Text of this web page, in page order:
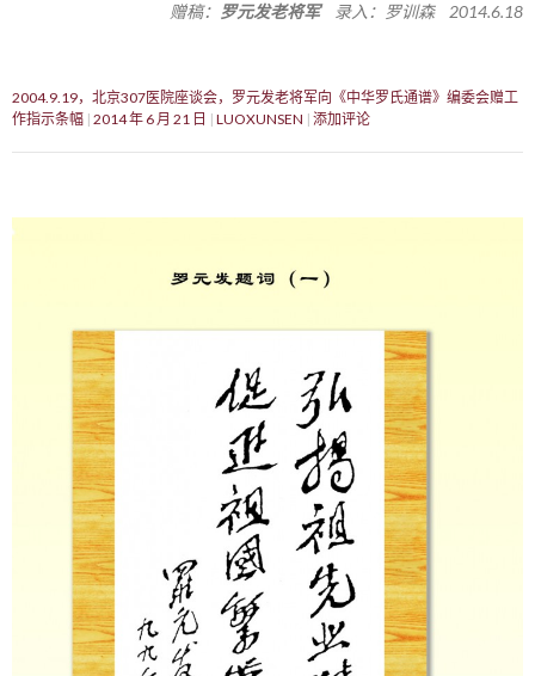
赠稿： 罗元发老将军录入：罗训森 2014.6.18
2004.9.19，北京307医院座谈会，罗元发老将军向《中华罗氏通谱》编委会赠工
作指示条幅 2014 年 6 月 21 日 LUOXUNSEN 添加评论